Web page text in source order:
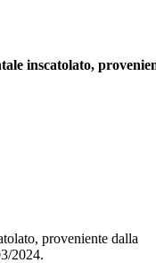
inscatolato,
proveniente dalla
2024.